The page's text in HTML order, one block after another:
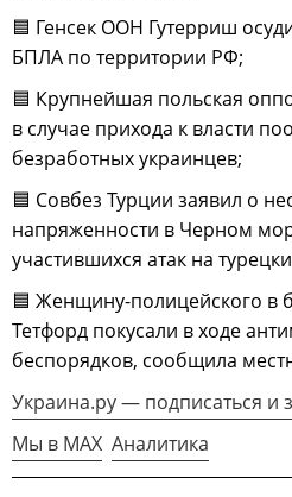
🟦 Генсек ООН Гутерриш
БПЛА по территории РФ;
🟦 Крупнейшая польская
в случае прихода к власти
безработных украинцев;
🟦 Совбез Турции заявил о
напряженности в Черном
участившихся атак на
🟦 Женщину-полицейского в
Тетфорд покусали в ходе
беспорядков, сообщила
Украина.ру — подписаться и
Мы в MAX Аналитика